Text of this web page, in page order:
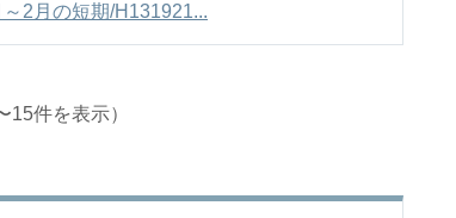
2月の短期/H131921...
15件を表示）